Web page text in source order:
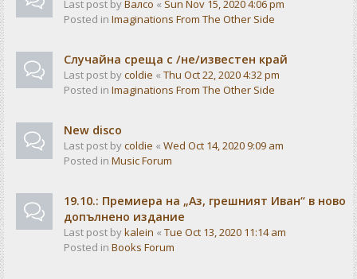
Last post byВалсо « Sun Nov 15, 2020 4:06 pm
Posted in Imaginations From The Other Side
Случайна среща с /не/известен край
Last post bycoldie « Thu Oct 22, 2020 4:32 pm
Posted in Imaginations From The Other Side
New disco
Last post bycoldie « Wed Oct 14, 2020 9:09 am
Posted in Music Forum
19.10.: Премиера на „Аз, грешният Иван“ в ново
допълнено издание
Last post bykalein « Tue Oct 13, 2020 11:14 am
Posted in Books Forum